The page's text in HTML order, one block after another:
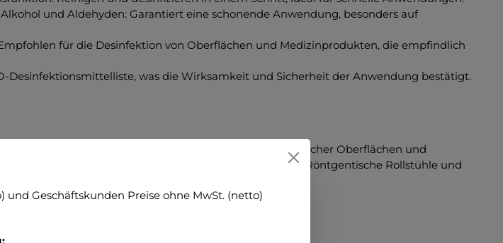
und Aldehyden: Garantiert eine schonende Anwendung, besonders auf
für die Desinfektion von Oberflächen und Medizinprodukten, die empfindlich
Desinfektionsmittelliste, was die Wirksamkeit und Sicherheit der Anwendung bestätigt.
geeignet für die reinigende Desinfektion alkoholempfindlicher Oberflächen und
Unkritische Ultraschallköpfe Patientenliegen OP- und Röntgentische Rollstühle und
Geschäftskunden Preise ohne MwSt. (netto)